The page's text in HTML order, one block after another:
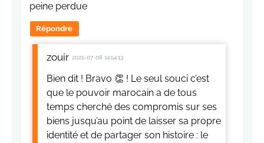
peine perdue
Répondre
zouir 2025-07-08 14:54:13
Bien dit ! Bravo 👏 ! Le seul souci c’est
que le pouvoir marocain a de tous
temps cherché des compromis sur ses
biens jusqu’au point de laisser sa propre
identité et de partager son histoire : le